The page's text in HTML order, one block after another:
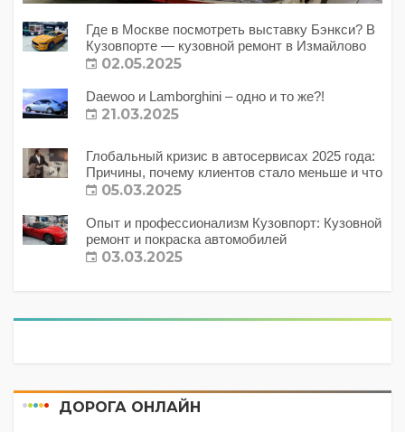
Где в Москве посмотреть выставку Бэнкси? В
Кузовпорте — кузовной ремонт в Измайлово
02.05.2025
Daewoo и Lamborghini – одно и то же?!
21.03.2025
Глобальный кризис в автосервисах 2025 года:
Причины, почему клиентов стало меньше и что
с этим делать?
05.03.2025
Опыт и профессионализм Кузовпорт: Кузовной
ремонт и покраска автомобилей
03.03.2025
ДОРОГА ОНЛАЙН